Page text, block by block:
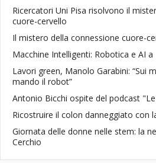
Ricercatori Uni Pisa risolvono il
cuore-cervello
Il mistero della connessione cuore-
Macchine Intelligenti: Robotica e AI
Lavori green, Manolo Garabini: “Sui
mando il robot”
Antonio Bicchi ospite del podcast
Ricostruire il colon danneggiato con
Giornata delle donne nelle stem: la
Cerchio